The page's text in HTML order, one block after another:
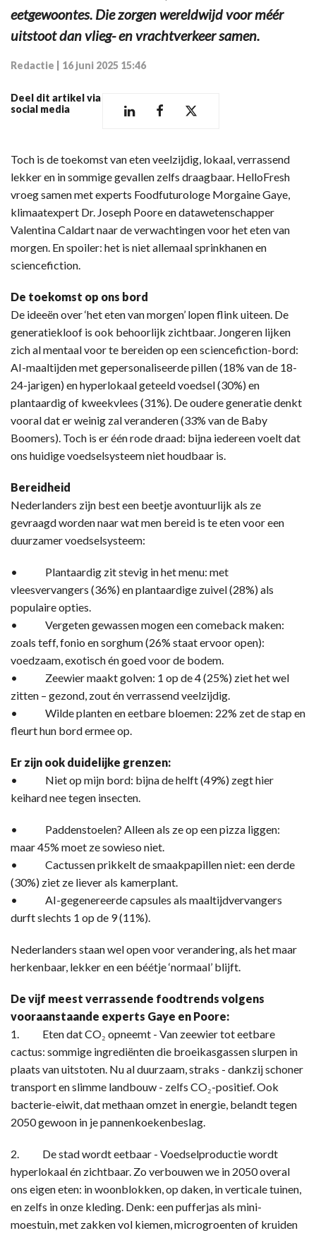
eetgewoontes. Die zorgen wereldwijd voor méér
uitstoot dan vlieg- en vrachtverkeer samen.
Redactie 16 juni 2025 15:46
Deel dit artikel via
social media
Toch is de toekomst van eten veelzijdig, lokaal, verrassend
lekker en in sommige gevallen zelfs draagbaar. HelloFresh
vroeg samen met experts Foodfuturologe Morgaine Gaye,
klimaatexpert Dr. Joseph Poore en datawetenschapper
Valentina Caldart naar de verwachtingen voor het eten van
morgen. En spoiler: het is niet allemaal sprinkhanen en
sciencefiction.
De toekomst op ons bord
De ideeën over ‘het eten van morgen’ lopen flink uiteen. De
generatiekloof is ook behoorlijk zichtbaar. Jongeren lijken
zich al mentaal voor te bereiden op een sciencefiction-bord:
AI-maaltijden met gepersonaliseerde pillen (18% van de 18-
24-jarigen) en hyperlokaal geteeld voedsel (30%) en
plantaardig of kweekvlees (31%). De oudere generatie denkt
vooral dat er weinig zal veranderen (33% van de Baby
Boomers). Toch is er één rode draad: bijna iedereen voelt dat
ons huidige voedselsysteem niet houdbaar is.
Bereidheid
Nederlanders zijn best een beetje avontuurlijk als ze
gevraagd worden naar wat men bereid is te eten voor een
duurzamer voedselsysteem:
• Plantaardig zit stevig in het menu: met
vleesvervangers (36%) en plantaardige zuivel (28%) als
populaire opties.
• Vergeten gewassen mogen een comeback maken:
zoals teff, fonio en sorghum (26% staat ervoor open):
voedzaam, exotisch én goed voor de bodem.
• Zeewier maakt golven: 1 op de 4 (25%) ziet het wel
zitten – gezond, zout én verrassend veelzijdig.
• Wilde planten en eetbare bloemen: 22% zet de stap en
fleurt hun bord ermee op.
Er zijn ook duidelijke grenzen:
• Niet op mijn bord: bijna de helft (49%) zegt hier
keihard nee tegen insecten.
• Paddenstoelen? Alleen als ze op een pizza liggen:
maar 45% moet ze sowieso niet.
• Cactussen prikkelt de smaakpapillen niet: een derde
(30%) ziet ze liever als kamerplant.
• AI-gegenereerde capsules als maaltijdvervangers
durft slechts 1 op de 9 (11%).
Nederlanders staan wel open voor verandering, als het maar
herkenbaar, lekker en een béétje ‘normaal’ blijft.
De vijf meest verrassende foodtrends volgens
vooraanstaande experts Gaye en Poore:
1. Eten dat CO₂ opneemt - Van zeewier tot eetbare
cactus: sommige ingrediënten die broeikasgassen slurpen in
plaats van uitstoten. Nu al duurzaam, straks - dankzij schoner
transport en slimme landbouw - zelfs CO₂-positief. Ook
bacterie-eiwit, dat methaan omzet in energie, belandt tegen
2050 gewoon in je pannenkoekenbeslag.
2. De stad wordt eetbaar - Voedselproductie wordt
hyperlokaal én zichtbaar. Zo verbouwen we in 2050 overal
ons eigen eten: in woonblokken, op daken, in verticale tuinen,
en zelfs in onze kleding. Denk: een pufferjas als mini-
moestuin, met zakken vol kiemen, microgroenten of kruiden